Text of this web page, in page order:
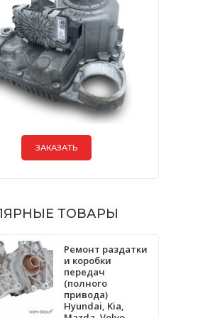
ЗАКАЗАТЬ
ТОВАРЫ
Ремонт раздатки
и коробки
передач
(полного
привода)
Hyundai, Kia,